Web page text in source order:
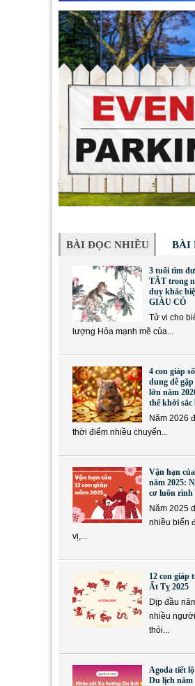
BÀI ĐỌC NHIỀU BÀI
3 tuổi tìm
TẮT trong
duy khác
GIÀU CÓ
Tử vi cho
lượng Hỏa mạnh mẽ của...
4 con giáp
dung dễ
lớn năm
thể khởi sắc
Năm 2026
thời điểm nhiều chuyển...
Vận hạn
năm 2025:
cơ luôn rình
Năm 2025
nhiều biến
vị,...
12 con giáp
Ất Tỵ 2025
Dịp đầu
nhiều
thói...
Agoda tiết
Du lịch năm